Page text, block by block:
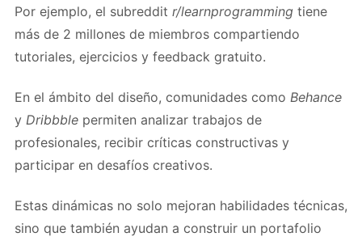
Por ejemplo, el subreddit r/learnprogramming tiene
más de 2 millones de miembros compartiendo
tutoriales, ejercicios y feedback gratuito.
En el ámbito del diseño, comunidades como Behance
y Dribbble permiten analizar trabajos de
profesionales, recibir críticas constructivas y
participar en desafíos creativos.
Estas dinámicas no solo mejoran habilidades técnicas,
sino que también ayudan a construir un portafolio